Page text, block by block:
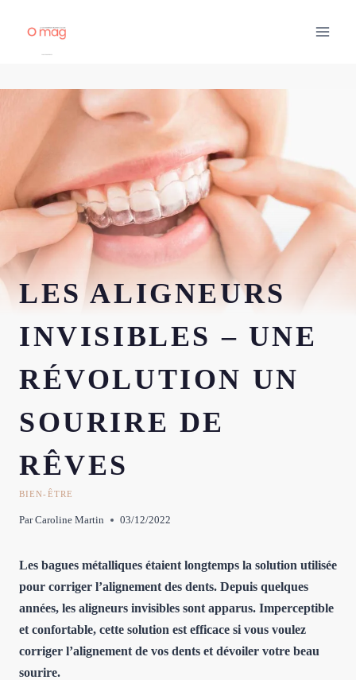
LES ALIGNEURS
INVISIBLES – UNE
RÉVOLUTION UN
SOURIRE DE
RÊVES
BIEN-ÊTRE
Par Caroline Martin 03/12/2022
Les bagues métalliques étaient longtemps la solution utilisée
pour corriger l’alignement des dents. Depuis quelques
années, les aligneurs invisibles sont apparus. Imperceptible
et confortable, cette solution est efficace si vous voulez
corriger l’alignement de vos dents et dévoiler votre beau
sourire.